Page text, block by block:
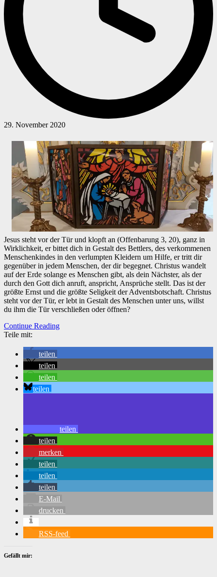
29. November 2020
Jesus steht vor der Tür und klopft an (Offenbarung 3, 20), ganz in
Wirklichkeit, er bittet dich in Gestalt des Bettlers, des verkommenen
Menschenkindes in den verlumpten Kleidern um Hilfe, er tritt dir
gegenüber in jedem Menschen, der dir begegnet. Christus wandelt
auf der Erde solange es Menschen gibt, als dein Nächster, als der
durch den Gott dich anruft, anspricht, Ansprüche stellt. Das ist der
größte Ernst und die größte Seligkeit der Adventsbotschaft. Christus
steht vor der Tür, er lebt in Gestalt des Menschen unter uns, willst
du ihm die Tür verschließen oder öffnen?
Continue Reading
Teile mit:
teilen
teilen
teilen
teilen
teilen
teilen
merken
teilen
teilen
teilen
E-Mail
drucken
RSS-feed
Gefällt mir: